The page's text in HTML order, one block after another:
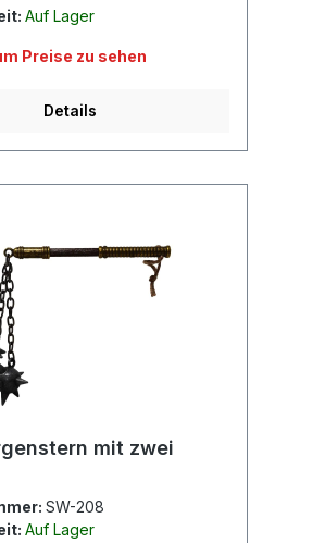
Auf Lager
Preise zu sehen
Details
mit zwei
SW-208
Auf Lager